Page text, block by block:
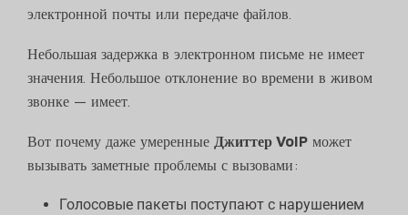
электронной почты или передаче файлов.
Небольшая задержка в электронном письме не имеет
значения. Небольшое отклонение во времени в живом
звонке — имеет.
Вот почему даже умеренные Джиттер VoIP может
вызывать заметные проблемы с вызовами:
Голосовые пакеты поступают с нарушением